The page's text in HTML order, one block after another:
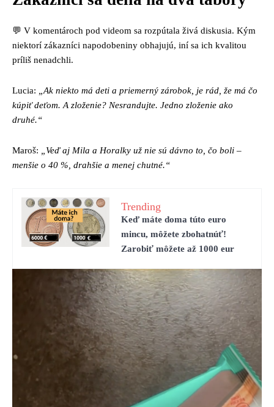
💬 V komentároch pod videom sa rozpútala živá diskusia. Kým
niektorí zákazníci napodobeniny obhajujú, iní sa ich kvalitou
príliš nenadchli.
Lucia:
„Ak niekto má deti a priemerný zárobok, je rád, že má čo
kúpiť deťom. A zloženie? Nesrandujte. Jedno zloženie ako
druhé.“
Maroš:
„Veď aj Mila a Horalky už nie sú dávno to, čo boli –
menšie o 40 %, drahšie a menej chutné.“
Trending
Keď máte doma túto euro
mincu, môžete zbohatnúť!
Zarobiť môžete až 1000 eur